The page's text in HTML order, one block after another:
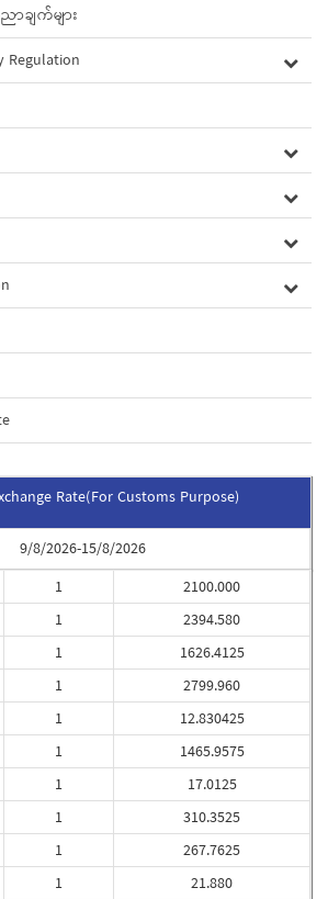
ာချက်များ
Regulation
Rate(For Customs Purpose)
9/8/2026-15/8/2026
1
1
1
1
1
1
1
1
1
1
2100.000
2394.580
1626.4125
2799.960
12.830425
1465.9575
17.0125
310.3525
267.7625
21.880